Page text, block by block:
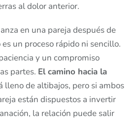
al dolor anterior.
en una pareja después de
un proceso rápido ni sencillo.
y un compromiso
partes. El camino hacia la
lleno de altibajos, pero si ambos
están dispuestos a invertir
la relación puede salir